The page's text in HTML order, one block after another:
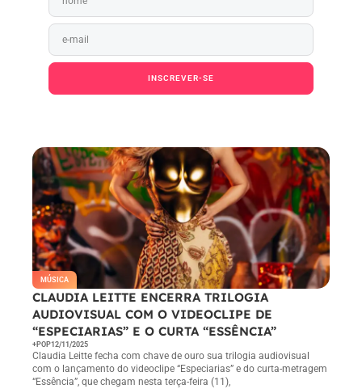
INSCREVER-SE
MÚSICA
CLAUDIA LEITTE ENCERRA TRILOGIA
AUDIOVISUAL COM O VIDEOCLIPE DE
“ESPECIARIAS” E O CURTA “ESSÊNCIA”
+POP12/11/2025
Claudia Leitte fecha com chave de ouro sua trilogia audiovisual
com o lançamento do videoclipe “Especiarias” e do curta-metragem
“Essência”, que chegam nesta terça-feira (11),